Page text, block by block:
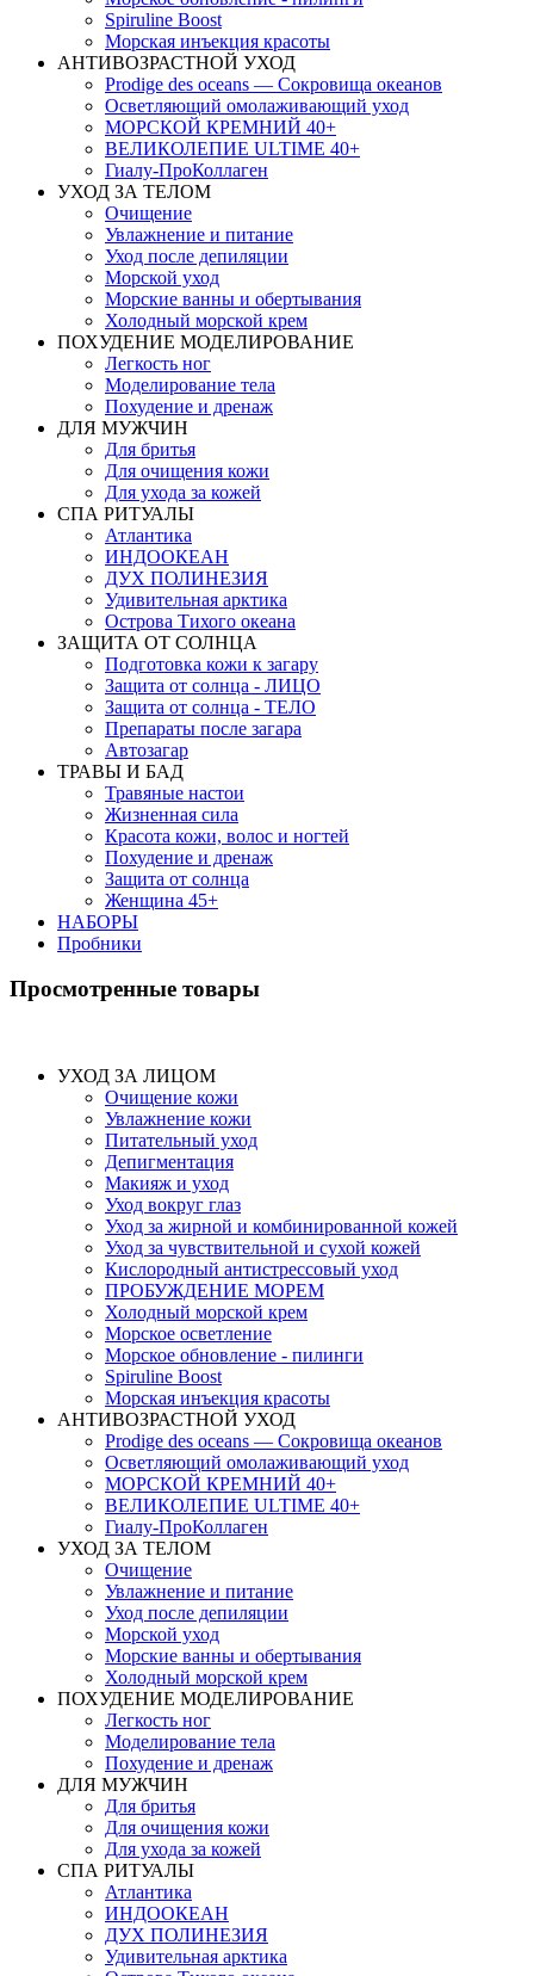
Spiruline Boost
Морская инъекция красоты
АНТИВОЗРАСТНОЙ УХОД
Prodige des oceans — Сокровища океанов
Осветляющий омолаживающий уход
МОРСКОЙ КРЕМНИЙ 40+
ВЕЛИКОЛЕПИЕ ULTIME 40+
Гиалу-ПроКоллаген
УХОД ЗА ТЕЛОМ
Очищение
Увлажнение и питание
Уход после депиляции
Морской уход
Морские ванны и обертывания
Холодный морской крем
ПОХУДЕНИЕ МОДЕЛИРОВАНИЕ
Легкость ног
Моделирование тела
Похудение и дренаж
ДЛЯ МУЖЧИН
Для бритья
Для очищения кожи
Для ухода за кожей
СПА РИТУАЛЫ
Атлантика
ИНДООКЕАН
ДУХ ПОЛИНЕЗИЯ
Удивительная арктика
Острова Тихого океана
ЗАЩИТА ОТ СОЛНЦА
Подготовка кожи к загару
Защита от солнца - ЛИЦО
Защита от солнца - ТЕЛО
Препараты после загара
Автозагар
ТРАВЫ И БАД
Травяные настои
Жизненная сила
Красота кожи, волос и ногтей
Похудение и дренаж
Защита от солнца
Женщина 45+
НАБОРЫ
Пробники
Просмотренные товары
УХОД ЗА ЛИЦОМ
Очищение кожи
Увлажнение кожи
Питательный уход
Депигментация
Макияж и уход
Уход вокруг глаз
Уход за жирной и комбинированной кожей
Уход за чувствительной и сухой кожей
Кислородный антистрессовый уход
ПРОБУЖДЕНИЕ МОРЕМ
Холодный морской крем
Морское осветление
Морское обновление - пилинги
Spiruline Boost
Морская инъекция красоты
АНТИВОЗРАСТНОЙ УХОД
Prodige des oceans — Сокровища океанов
Осветляющий омолаживающий уход
МОРСКОЙ КРЕМНИЙ 40+
ВЕЛИКОЛЕПИЕ ULTIME 40+
Гиалу-ПроКоллаген
УХОД ЗА ТЕЛОМ
Очищение
Увлажнение и питание
Уход после депиляции
Морской уход
Морские ванны и обертывания
Холодный морской крем
ПОХУДЕНИЕ МОДЕЛИРОВАНИЕ
Легкость ног
Моделирование тела
Похудение и дренаж
ДЛЯ МУЖЧИН
Для бритья
Для очищения кожи
Для ухода за кожей
СПА РИТУАЛЫ
Атлантика
ИНДООКЕАН
ДУХ ПОЛИНЕЗИЯ
Удивительная арктика